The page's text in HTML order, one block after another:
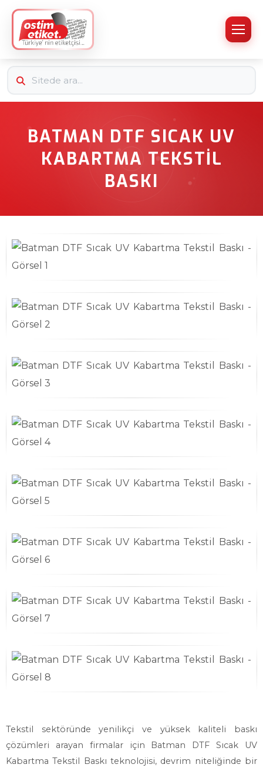
BATMAN DTF SICAK UV
KABARTMA TEKSTIL
BASKI
Tekstil sektöründe yenilikçi ve yüksek kaliteli baskı
çözümleri arayan firmalar için Batman DTF Sıcak UV
Kabartma Tekstil Baskı teknolojisi, devrim niteliğinde bir